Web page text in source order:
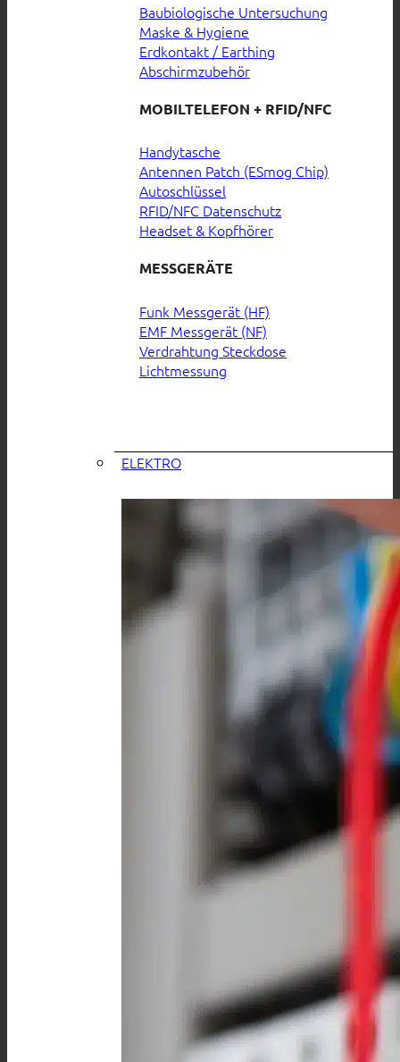
Baubiologische Untersuchung
Maske & Hygiene
Erdkontakt / Earthing
Abschirmzubehör
MOBILTELEFON + RFID/NFC
Handytasche
Antennen Patch (ESmog Chip)
Autoschlüssel
RFID/NFC Datenschutz
Headset & Kopfhörer
MESSGERÄTE
Funk Messgerät (HF)
EMF Messgerät (NF)
Verdrahtung Steckdose
Lichtmessung
ELEKTRO